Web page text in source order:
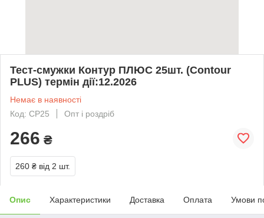
Тест-смужки Контур ПЛЮС 25шт. (Contour
PLUS) термін дії:12.2026
Немає в наявності
Код: CP25
Опт і роздріб
266 ₴
260 ₴ від 2 шт.
Опис Характеристики Доставка Оплата Умови